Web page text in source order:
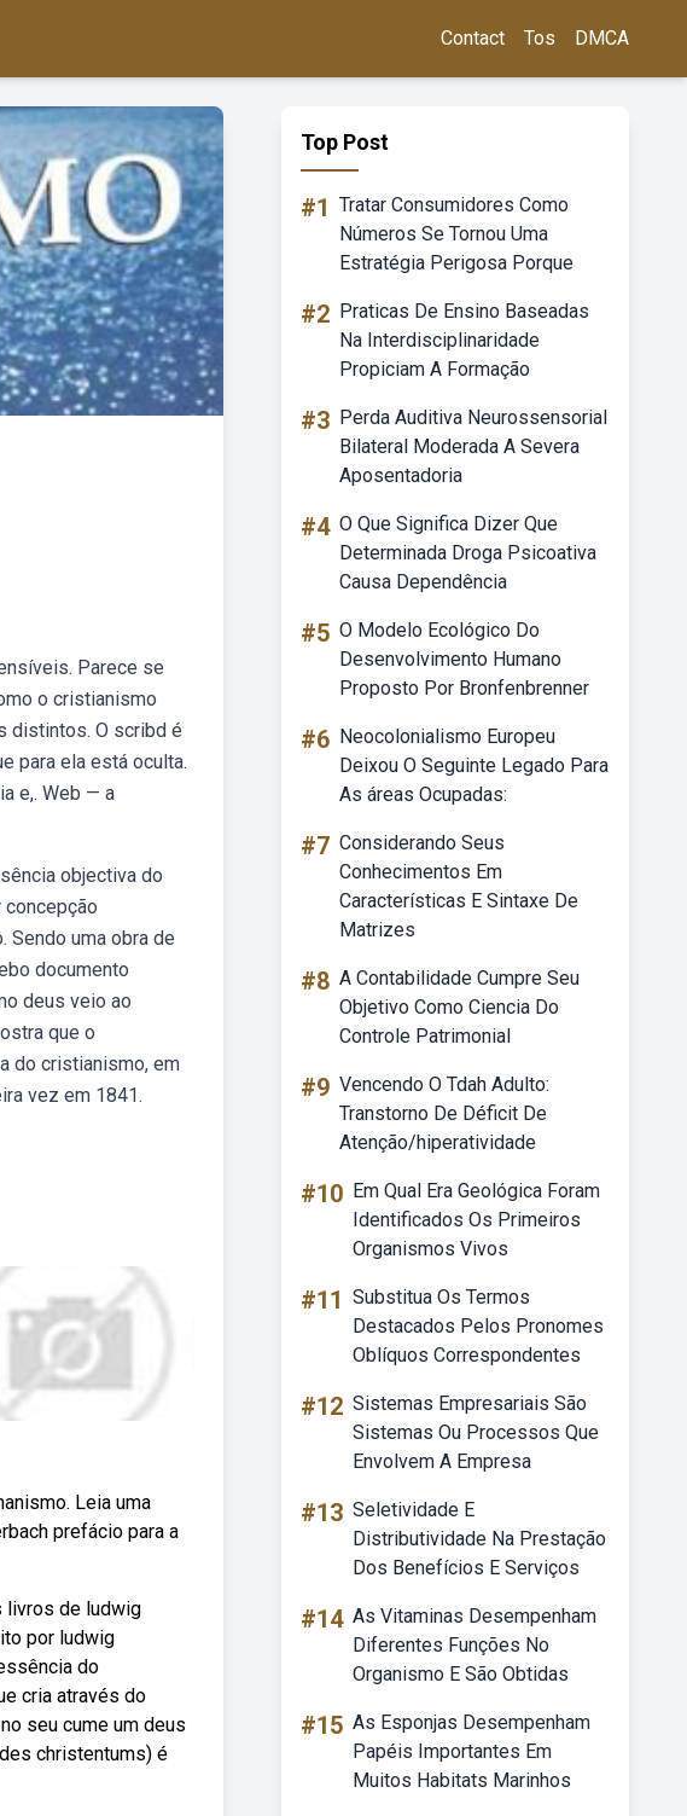
Contact Tos DMCA
Parece se
o cristianismo
distintos. O scribd é
para ela está oculta.
e,. Web — a
objectiva do
Sendo uma obra de
documento
deus veio ao
que o
do cristianismo, em
vez em 1841.
Leia uma
prefácio para a
livros de ludwig
por ludwig
do
cria através do
seu cume um deus
christentums) é
Top Post
#1 Tratar Consumidores Como
Números Se Tornou Uma
Estratégia Perigosa Porque
#2 Praticas De Ensino Baseadas
Na Interdisciplinaridade
Propiciam A Formação
#3 Perda Auditiva Neurossensorial
Bilateral Moderada A Severa
Aposentadoria
#4 O Que Significa Dizer Que
Determinada Droga Psicoativa
Causa Dependência
#5 O Modelo Ecológico Do
Desenvolvimento Humano
Proposto Por Bronfenbrenner
#6 Neocolonialismo Europeu
Deixou O Seguinte Legado Para
As áreas Ocupadas:
#7 Considerando Seus
Conhecimentos Em
Características E Sintaxe De
Matrizes
#8 A Contabilidade Cumpre Seu
Objetivo Como Ciencia Do
Controle Patrimonial
#9 Vencendo O Tdah Adulto:
Transtorno De Déficit De
Atenção/hiperatividade
#10 Em Qual Era Geológica Foram
Identificados Os Primeiros
Organismos Vivos
#11 Substitua Os Termos
Destacados Pelos Pronomes
Oblíquos Correspondentes
#12 Sistemas Empresariais São
Sistemas Ou Processos Que
Envolvem A Empresa
#13 Seletividade E
Distributividade Na Prestação
Dos Benefícios E Serviços
#14 As Vitaminas Desempenham
Diferentes Funções No
Organismo E São Obtidas
#15 As Esponjas Desempenham
Papéis Importantes Em
Muitos Habitats Marinhos